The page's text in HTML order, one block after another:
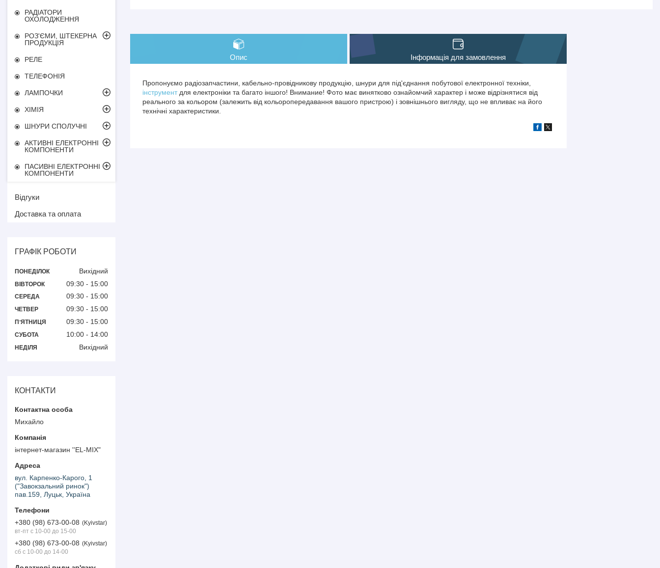
Опис Інформація для замовлення
Пропонуємо радіозапчастини, кабельно-провідникову продукцію, шнури для під'єднання побутової електронної техніки,
інструментдля електроніки та багато іншого! Внимание! Фото має винятково ознайомчий характер і може відрізнятися від
реального за кольором (залежить від кольоропередавання вашого пристрою) і зовнішнього вигляду, що не впливає на його
технічні характеристики.
РАДІАТОРИ
ОХОЛОДЖЕННЯ
РОЗ'ЄМИ, ШТЕКЕРНА
ПРОДУКЦІЯ
РЕЛЕ
ТЕЛЕФОНІЯ
ЛАМПОЧКИ
ХІМІЯ
ШНУРИ СПОЛУЧНІ
АКТИВНІ ЕЛЕКТРОННІ
КОМПОНЕНТИ
ПАСИВНІ ЕЛЕКТРОННІ
КОМПОНЕНТИ
Відгуки
Доставка та оплата
ГРАФІК РОБОТИ
ПОНЕДІЛОК Вихідний
ВІВТОРОК 09:30 15:00
СЕРЕДА 09:30 15:00
ЧЕТВЕР 09:30 15:00
ПʼЯТНИЦЯ 09:30 15:00
СУБОТА 10:00 14:00
НЕДІЛЯ Вихідний
КОНТАКТИ
Михайло
інтернет-магазин ''EL-MIX"
вул. Карпенко-Карого, 1
("Завокзальний ринок")
пав.159, Луцьк, Україна
+380 (98) 673-00-08
Kyivstar
вт-пт с 10-00 до 15-00
+380 (98) 673-00-08
Kyivstar
сб с 10-00 до 14-00